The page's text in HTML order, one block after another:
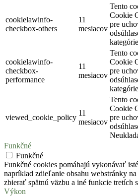
cookielawinfo-
checkbox-others
11
mesiacov
Tento
Cookie
pre
cookielawinfo-
checkbox-
performance
11
mesiacov
Tento
Cookie
pre
viewed_cookie_policy
11
mesiacov
Tento
Cookie
pre
Funkčné
Funkčné
Funkčné cookies pomáhajú vykonávať
napríklad zdieľanie obsahu webstránky
zbierať spätnú väzbu a iné funkcie tretích
Výkon